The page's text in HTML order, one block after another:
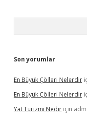
Son yorumlar
En Büyük Çölleri Nelerdir
En Büyük Çölleri Nelerdir
Yat Turizmi Nedir için